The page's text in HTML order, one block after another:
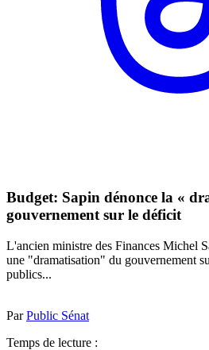
Budget: Sapin dénonce la «
gouvernement sur le déficit
L'ancien ministre des Finances Michel
une "dramatisation" du gouvernement
publics...
ParPublic Sénat
Temps de lecture :